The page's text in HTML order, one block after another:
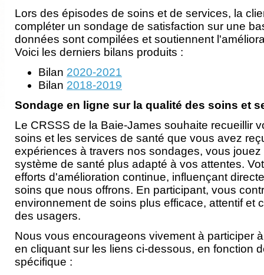
Lors des épisodes de soins et de services, la
compléter un sondage de satisfaction sur une
données sont compilées et soutiennent
Voici les derniers bilans produits :
Bilan 2020-2021
Bilan 2018-2019
Sondage en ligne sur la qualité des soins et
Le CRSSS de la Baie-James souhaite recueillir
soins et les services de santé que vous avez
expériences à travers nos sondages, vous
système de santé plus adapté à vos attentes.
efforts d'amélioration continue, influençant
soins que nous offrons. En participant, vous
environnement de soins plus efficace, attentif et
des usagers.
Nous vous encourageons vivement à participer
en cliquant sur les liens ci-dessous, en fonction
spécifique :